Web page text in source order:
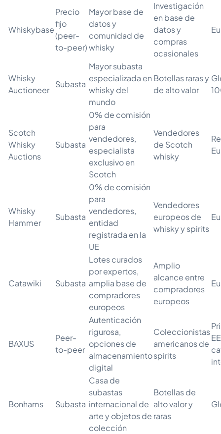
Whiskybase
Precio
fijo
(peer-
to-peer)
Mayor base de
datos y
comunidad de
whisky
Investigación
en base de
datos y
compras
ocasionales
Whisky
Auctioneer
Subasta
Mayor subasta
especializada en
whisky del
mundo
Botellas raras y
de alto valor
Scotch
Whisky
Auctions
Subasta
0% de comisión
para
vendedores,
especialista
exclusivo en
Scotch
Vendedores
de Scotch
whisky
Whisky
Hammer
Subasta
0% de comisión
para
vendedores,
entidad
registrada en la
UE
Vendedores
europeos de
whisky y spirits
Catawiki Subasta
Lotes curados
por expertos,
amplia base de
compradores
europeos
Amplio
alcance entre
compradores
europeos
BAXUS
Peer-
to-peer
Autenticación
rigurosa,
opciones de
almacenamiento
digital
Coleccionistas
americanos de
spirits
Bonhams Subasta
Casa de
subastas
internacional de
arte y objetos de
colección
Botellas de
alto valor y
raras